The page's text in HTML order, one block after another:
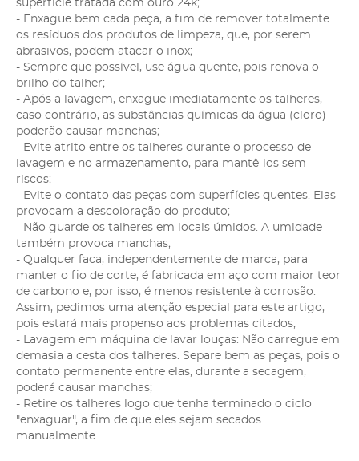
superfície tratada com ouro 24k;
- Enxague bem cada peça, a fim de remover totalmente
os resíduos dos produtos de limpeza, que, por serem
abrasivos, podem atacar o inox;
- Sempre que possível, use água quente, pois renova o
brilho do talher;
- Após a lavagem, enxague imediatamente os talheres,
caso contrário, as substâncias químicas da água (cloro)
poderão causar manchas;
- Evite atrito entre os talheres durante o processo de
lavagem e no armazenamento, para mantê-los sem
riscos;
- Evite o contato das peças com superfícies quentes. Elas
provocam a descoloração do produto;
- Não guarde os talheres em locais úmidos. A umidade
também provoca manchas;
- Qualquer faca, independentemente de marca, para
manter o fio de corte, é fabricada em aço com maior teor
de carbono e, por isso, é menos resistente à corrosão.
Assim, pedimos uma atenção especial para este artigo,
pois estará mais propenso aos problemas citados;
- Lavagem em máquina de lavar louças: Não carregue em
demasia a cesta dos talheres. Separe bem as peças, pois o
contato permanente entre elas, durante a secagem,
poderá causar manchas;
- Retire os talheres logo que tenha terminado o ciclo
"enxaguar", a fim de que eles sejam secados
manualmente.